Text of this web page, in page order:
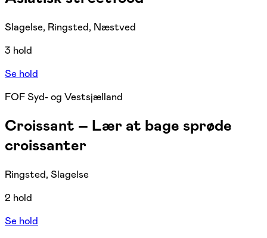
Slagelse, Ringsted, Næstved
3 hold
Se hold
FOF Syd- og Vestsjælland
Croissant – Lær at bage sprøde
croissanter
Ringsted, Slagelse
2 hold
Se hold